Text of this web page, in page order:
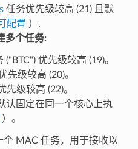
任务优先级较高 (21) 且默
配置 ）.
多个任务:
优先级较高 (19)。
先级较高 (20)。
先级较高 (22)。
认固定在同一个核心上执
）。
MAC 任务，用于接收以